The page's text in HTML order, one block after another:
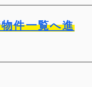
件一覧へ進